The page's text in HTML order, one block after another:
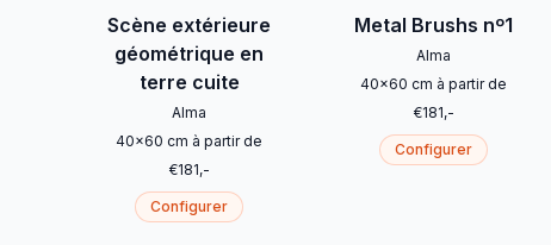
Scène extérieure
géométrique en
terre cuite
Alma
40x60 cm à partir de
€181,-
Configurer
Metal Brushs nº1
Alma
40x60 cm à partir de
€181,-
Configurer